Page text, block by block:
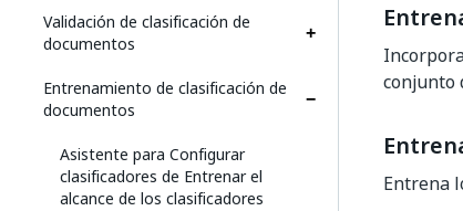
Validación de clasificación de
documentos
Entrenamiento de clasificación de
documentos
Asistente para Configurar
clasificadores de Entrenar el
alcance de los clasificadores
conjunto
Entrena